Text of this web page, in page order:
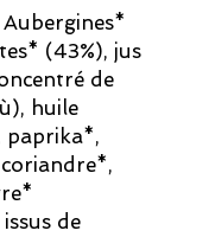
(43%), jus
de
huile
paprika*,
de